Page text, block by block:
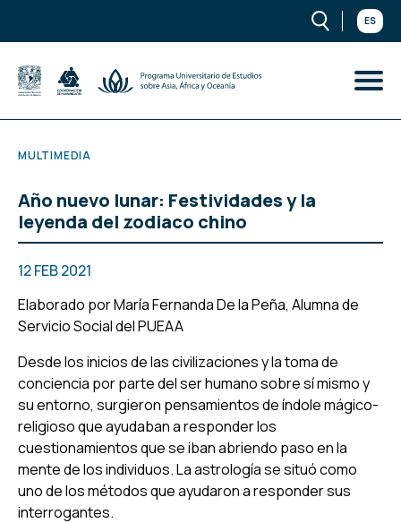
ES
MULTIMEDIA
Año nuevo lunar: Festividades y la
leyenda del zodiaco chino
12 FEB 2021
Elaborado por María Fernanda De la Peña, Alumna de
Servicio Social del PUEAA
Desde los inicios de las civilizaciones y la toma de
conciencia por parte del ser humano sobre sí mismo y
su entorno, surgieron pensamientos de índole mágico-
religioso que ayudaban a responder los
cuestionamientos que se iban abriendo paso en la
mente de los individuos. La astrología se situó como
uno de los métodos que ayudaron a responder sus
interrogantes.